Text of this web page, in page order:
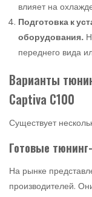
влияет на
Подготовка к
оборудования.
переднего вида
Варианты
Captiva C100
Существует
Готовые
На рынке
производителей.